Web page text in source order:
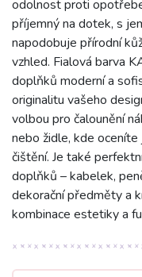
odolnost proti
příjemný na dotek, s
napodobuje přírodní
vzhled. Fialová barva
doplňků moderní a
originalitu vašeho
volbou pro čalounění
nebo židle, kde
čištění. Je také
doplňků – kabelek,
dekorační předměty a
kombinace estetiky a